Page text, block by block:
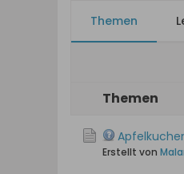
Themen
Themen
Erstellt von